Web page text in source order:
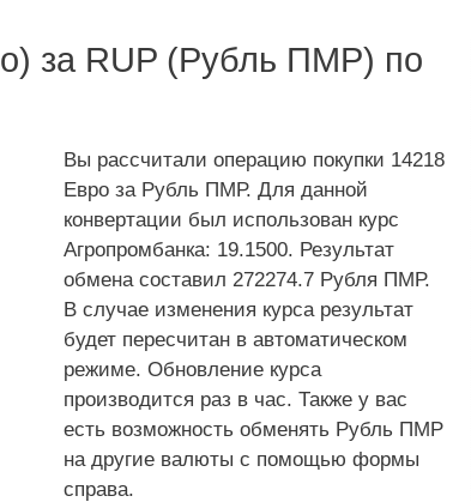
за RUP (Рубль ПМР) по
Вы рассчитали операцию покупки 14218
Евро за Рубль ПМР. Для данной
конвертации был использован курс
Агропромбанка: 19.1500. Результат
обмена составил 272274.7 Рубля ПМР.
В случае изменения курса результат
будет пересчитан в автоматическом
режиме. Обновление курса
производится раз в час. Также у вас
есть возможность обменять Рубль ПМР
на другие валюты с помощью формы
справа.